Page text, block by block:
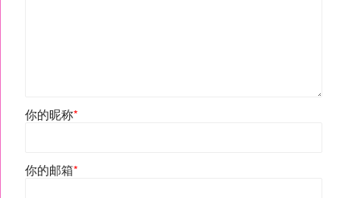
你的昵称*
你的邮箱*